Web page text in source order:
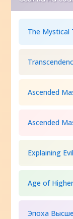
The Mystical
Ascended
Ascended
Explaining Evil
Age of
Эпоха